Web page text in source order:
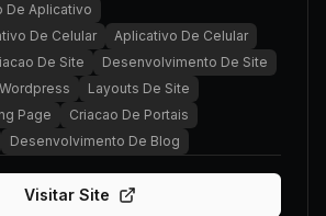
De Aplicativo
De Celular
Aplicativo De Celular
De Site
Desenvolvimento De Site
Layouts De Site
Page
Criacao De Portais
Desenvolvimento De Blog
Visitar Site